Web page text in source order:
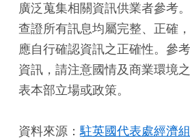
廣泛蒐集相關資訊供業者參考
查證所有訊息均屬完整、正確
應自行確認資訊之正確性。參
資訊，請注意國情及商業環境
表本部立場或政策。
資料來源：駐英國代表處經濟組